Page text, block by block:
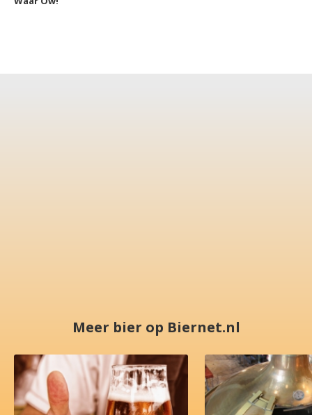
Meer bier op Biernet.nl